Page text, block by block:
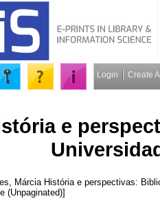
Login Create
e
Márcia História e perspectivas:
(Unpaginated)]